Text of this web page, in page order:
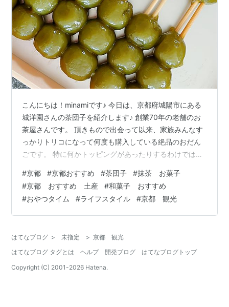
こんにちは！minamiです♪ 今日は、京都府城陽市にある
城洋園さんの茶団子を紹介します♪ 創業70年の老舗のお
茶屋さんです。 頂きもので出会って以来、家族みんなす
っかりトリコになって何度も購入している絶品のおだん
ごです。 特に何かトッピングがあったりするわけではな
もちもち食感で、どこか懐かしい味...。 ホッとする味わ
いでおやつにぴったりなんです♪ お抹茶が濃くて甘すぎな
いのもおすすめポイント！ もりた園さんの宇治抹茶を使
用されているそうです。 ☆お店情報 お店は久津川駅から
店で、地元の方…
#京都 #京都おすすめ #茶団子 #抹茶 お菓子
#京都 おすすめ 土産 #和菓子 おすすめ
#おやつタイム #ライフスタイル #京都 観光
はてなブログ > 未指定 > 京都 観光
はてなブログ タグとは
ヘルプ 開発ブログ
はてなブログトップ
Copyright (C) 2001-2026 Hatena.